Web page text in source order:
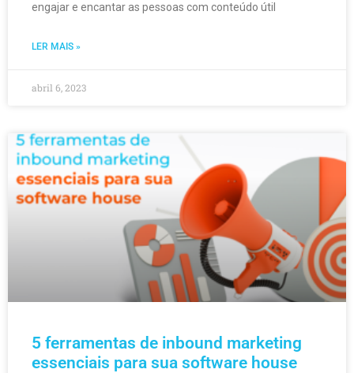
engajar e encantar as pessoas com conteúdo útil
LER MAIS »
abril 6, 2023
5 ferramentas de inbound marketing
essenciais para sua software house